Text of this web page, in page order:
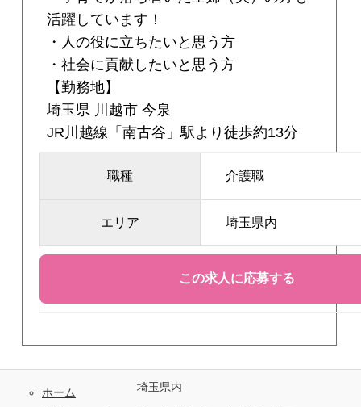
活躍しています！
・人の役に立ちたいと思う方
・社会に貢献したいと思う方
【勤務地】
埼玉県 川越市 今泉
JR川越線「南古谷」駅より徒歩約13分
職種 介護職
エリア 埼玉県内
ホーム
埼玉県内